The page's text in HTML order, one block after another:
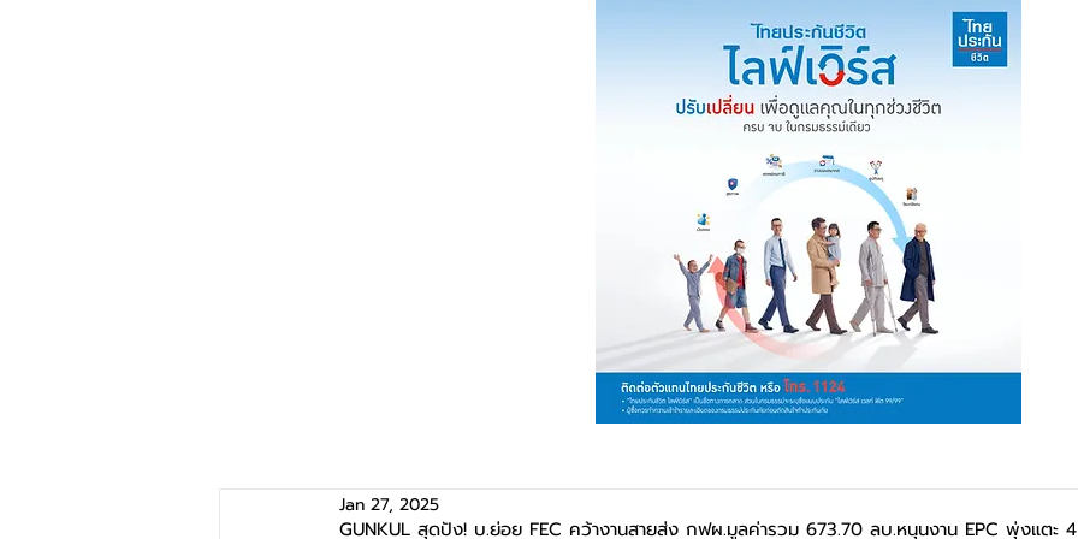
GUNKUL สุดปัง! บ.ย่อย FEC คว้างานสายส่ง กฟผ.มูลค่ารวม 673.70 ลบ.หนุนงาน EPC พุ่งแตะ
Jan 27, 2025